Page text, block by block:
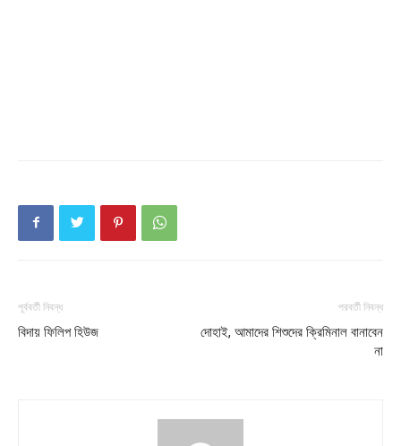
পূর্ববর্তী নিবন্ধ
বিদায় ফিলিপ হিউজ
পরবর্তী নিবন্ধ
দোহাই, আমাদের শিশুদের ক্রিমিনাল বানাবেন
না